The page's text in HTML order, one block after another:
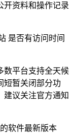
开资料和操作记录
是否有访问时间
数平台支持全天候
短暂关闭部分功
建议关注官方通知
软件最新版本